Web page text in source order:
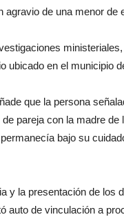
agravio de una menor de
ubicado en el municipio
que la persona
pareja con la madre
bajo su
y la presentación de los
auto de vinculación a